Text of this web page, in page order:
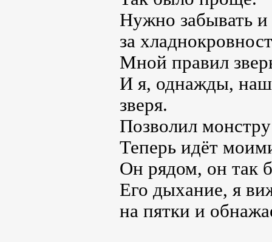
Нужно забывать и
за
Мной правил
И я, однажды,
зверя.
Позволил
Теперь идёт
Он рядом, он так
Его дыхание, я
на пятки и